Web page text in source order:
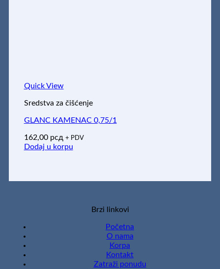
Quick View
Sredstva za čišćenje
GLANC KAMENAC 0,75/1
162,00 рсд + PDV
Dodaj u korpu
Brzi linkovi
Početna
O nama
Korpa
Kontakt
Zatraži ponudu